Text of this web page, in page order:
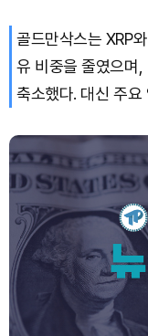
골드만삭스는 XRP
유 비중을 줄였으며
축소했다. 대신 주요